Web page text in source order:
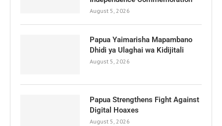
August 5, 2026
Papua Yaimarisha Mapambano
Dhidi ya Ulaghai wa Kidijitali
August 5, 2026
Papua Strengthens Fight Against
Digital Hoaxes
August 5, 2026